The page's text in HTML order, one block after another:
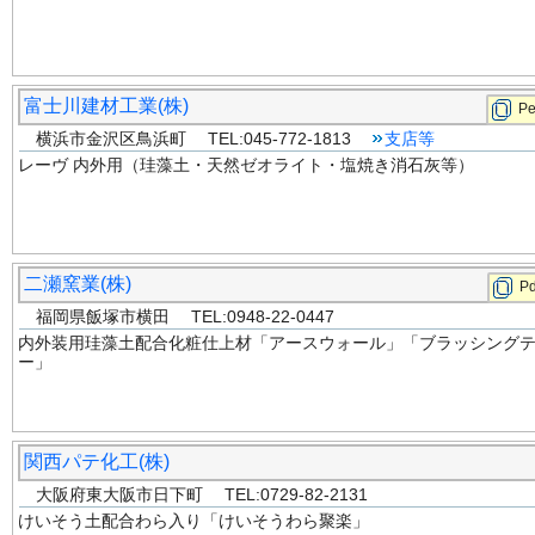
富士川建材工業(株)
横浜市金沢区鳥浜町 TEL:045-772-1813
支店等
レーヴ 内外用（珪藻土・天然ゼオライト・塩焼き消石灰等）
二瀬窯業(株)
福岡県飯塚市横田 TEL:0948-22-0447
内外装用珪藻土配合化粧仕上材「アースウォール」「ブラッシング
ー」
関西パテ化工(株)
大阪府東大阪市日下町 TEL:0729-82-2131
けいそう土配合わら入り「けいそうわら聚楽」